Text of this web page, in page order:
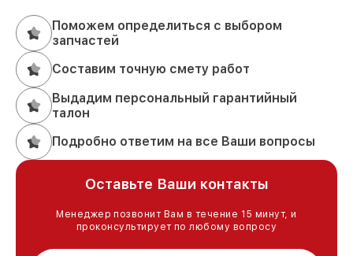
Поможем определиться с выбором
запчастей
Составим точную смету работ
Выдадим персональный гарантийный
талон
Подробно ответим на все Ваши вопросы
Оставьте Ваши контакты
Менеджер позвонит Вам в течение 15 минут, и
проконсультирует по любому вопросу